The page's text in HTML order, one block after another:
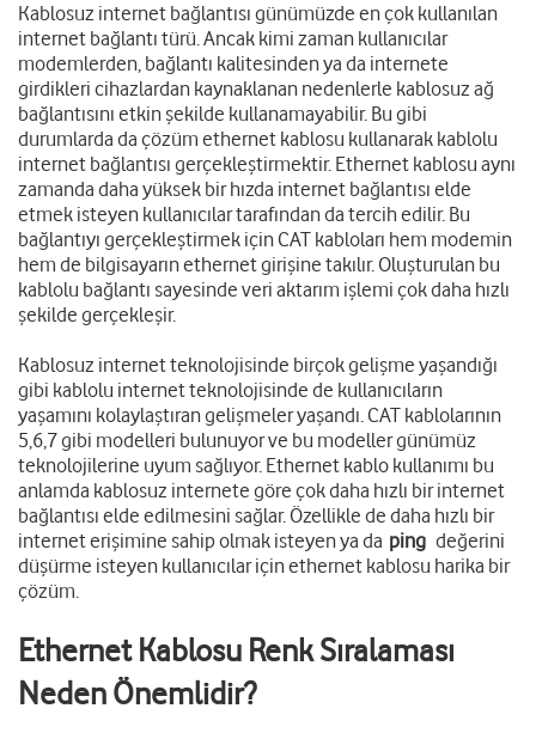
Kablosuz internet bağlantısı günümüzde en çok kullanılan
internet bağlantı türü. Ancak kimi zaman kullanıcılar
modemlerden, bağlantı kalitesinden ya da internete
girdikleri cihazlardan kaynaklanan nedenlerle kablosuz ağ
bağlantısını etkin şekilde kullanamayabilir. Bu gibi
durumlarda da çözüm ethernet kablosu kullanarak kablolu
internet bağlantısı gerçekleştirmektir. Ethernet kablosu aynı
zamanda daha yüksek bir hızda internet bağlantısı elde
etmek isteyen kullanıcılar tarafından da tercih edilir. Bu
bağlantıyı gerçekleştirmek için CAT kabloları hem modemin
hem de bilgisayarın ethernet girişine takılır. Oluşturulan bu
kablolu bağlantı sayesinde veri aktarım işlemi çok daha hızlı
şekilde gerçekleşir.
Kablosuz internet teknolojisinde birçok gelişme yaşandığı
gibi kablolu internet teknolojisinde de kullanıcıların
yaşamını kolaylaştıran gelişmeler yaşandı. CAT kablolarının
5,6,7 gibi modelleri bulunuyor ve bu modeller günümüz
teknolojilerine uyum sağlıyor. Ethernet kablo kullanımı bu
anlamda kablosuz internete göre çok daha hızlı bir internet
bağlantısı elde edilmesini sağlar. Özellikle de daha hızlı bir
internet erişimine sahip olmak isteyen ya da ping değerini
düşürme isteyen kullanıcılar için ethernet kablosu harika bir
çözüm.
Ethernet Kablosu Renk Sıralaması
Neden Önemlidir?